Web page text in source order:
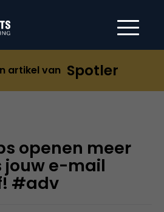
artikel van Spotler
openen meer
e-mail
#adv